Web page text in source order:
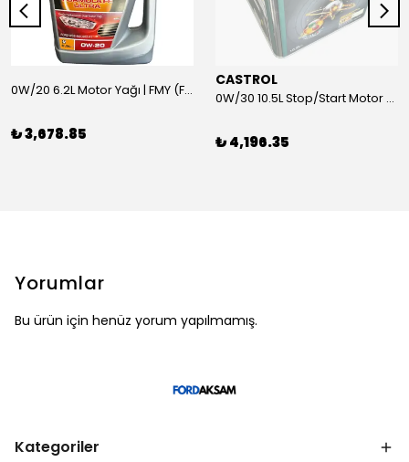
0W/20 6.2L Motor Yağı | FMY (Ford Motor Yağları)
₺ 3,678.85
CASTROL
0W/30 10.5L Stop/Start Motor Yağı | CASTROL
₺ 4,196.35
Yorumlar
Bu ürün için henüz yorum yapılmamış.
Kategoriler